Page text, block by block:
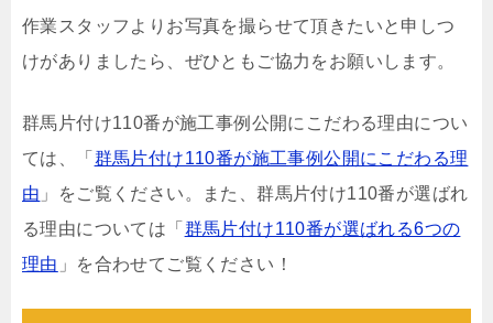
作業スタッフよりお写真を撮らせて頂きたいと申しつ
けがありましたら、ぜひともご協力をお願いします。
群馬片付け110番が施工事例公開にこだわる理由につい
ては、「 群馬片付け110番が施工事例公開にこだわる理
由 」をご覧ください。また、群馬片付け110番が選ばれ
る理由については「 群馬片付け110番が選ばれる6つの
理由 」を合わせてご覧ください！